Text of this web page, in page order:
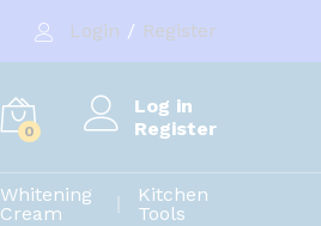
Login / Register
0
Log in
Register
Whitening
Cream
Kitchen
Tools
Add to cart